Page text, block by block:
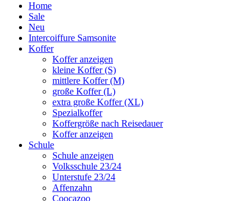
Home
Sale
Neu
Intercoiffure Samsonite
Koffer
Koffer anzeigen
kleine Koffer (S)
mittlere Koffer (M)
große Koffer (L)
extra große Koffer (XL)
Spezialkoffer
Koffergröße nach Reisedauer
Koffer anzeigen
Schule
Schule anzeigen
Volksschule 23/24
Unterstufe 23/24
Affenzahn
Coocazoo